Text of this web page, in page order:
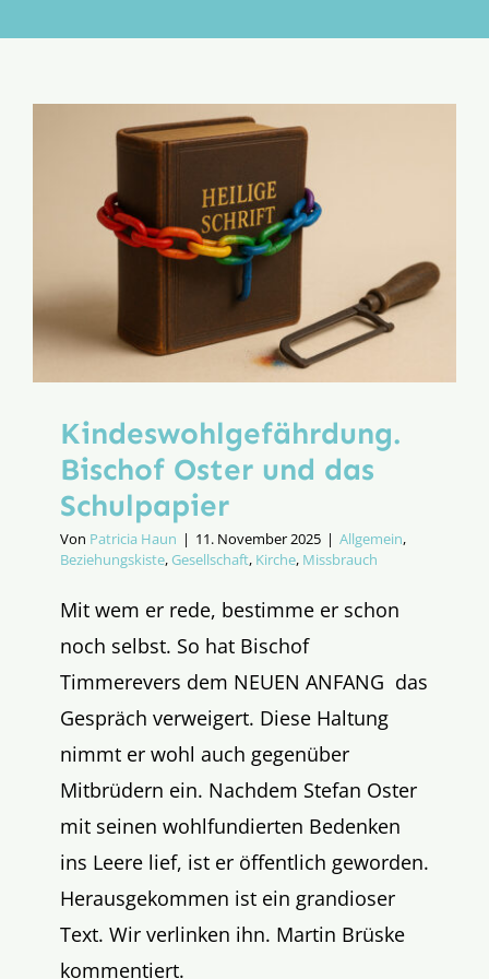
Aktion
Kindeswohl­gefährdung.
Bischof Oster und das
Schulpapier
Von Patricia Haun | 11. November 2025 | Allgemein,
Beziehungskiste,Gesellschaft, Kirche, Missbrauch
Mit wem er rede, bestimme er schon
noch selbst. So hat Bischof
Timmerevers dem NEUEN ANFANG das
Gespräch verweigert. Diese Haltung
nimmt er wohl auch gegenüber
Mitbrüdern ein. Nachdem Stefan Oster
mit seinen wohlfundierten Bedenken
ins Leere lief, ist er öffentlich geworden.
Herausgekommen ist ein grandioser
Text. Wir verlinken ihn. Martin Brüske
kommentiert.